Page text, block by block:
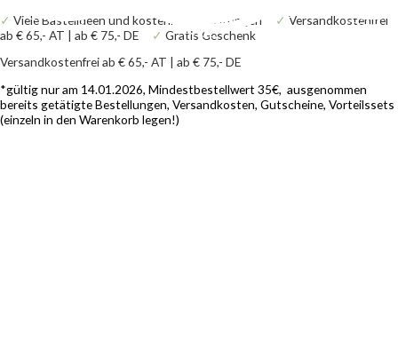
Inhalt
springen
✓ Viele Bastelideen und kostenlose Anleitungen ✓ Versandkostenfrei
ab € 65,- AT | ab € 75,- DE
✓ Gratis Geschenk
Versandkostenfrei ab € 65,- AT | ab € 75,- DE
*gültig nur am 14.01.2026, Mindestbestellwert 35€, ausgenommen
bereits getätigte Bestellungen, Versandkosten, Gutscheine, Vorteilssets
(einzeln in den Warenkorb legen!)
search
search
Wald
Menge